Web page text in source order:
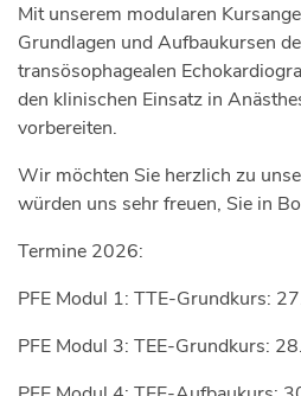
Mit unserem modularen
Grundlagen und Aufbaukursen
transösophagealen
den klinischen Einsatz in
vorbereiten.
Wir möchten Sie herzlich zu
würden uns sehr freuen, Sie in
Termine 2026:
PFE Modul 1: TTE-Grundkurs:
PFE Modul 3: TEE-Grundkurs: